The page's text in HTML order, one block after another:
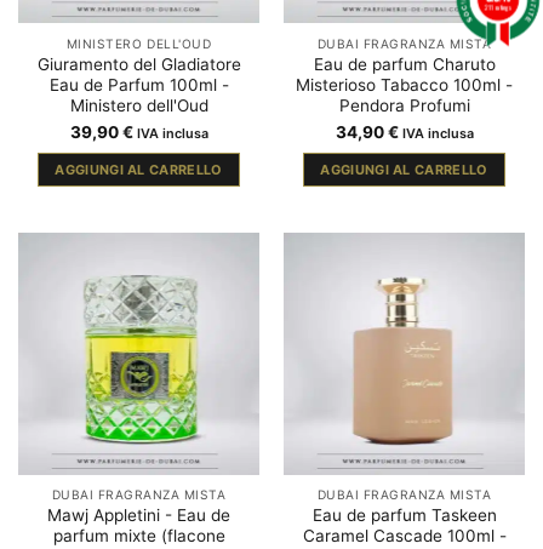
MINISTERO DELL'OUD
Giuramento del Gladiatore
Eau de Parfum 100ml -
Ministero dell'Oud
39,90€ IVA inclusa
AGGIUNGI AL CARRELLO
DUBAI FRAGRANZA MISTA
Eau de parfum Charuto
Misterioso Tabacco 100ml -
Pendora Profumi
34,90€ IVA inclusa
AGGIUNGI AL CARRELLO
DUBAI FRAGRANZA MISTA
Mawj Appletini - Eau de
parfum mixte (flacone
DUBAI FRAGRANZA MISTA
Eau de parfum Taskeen
Caramel Cascade 100ml -
211 ratings